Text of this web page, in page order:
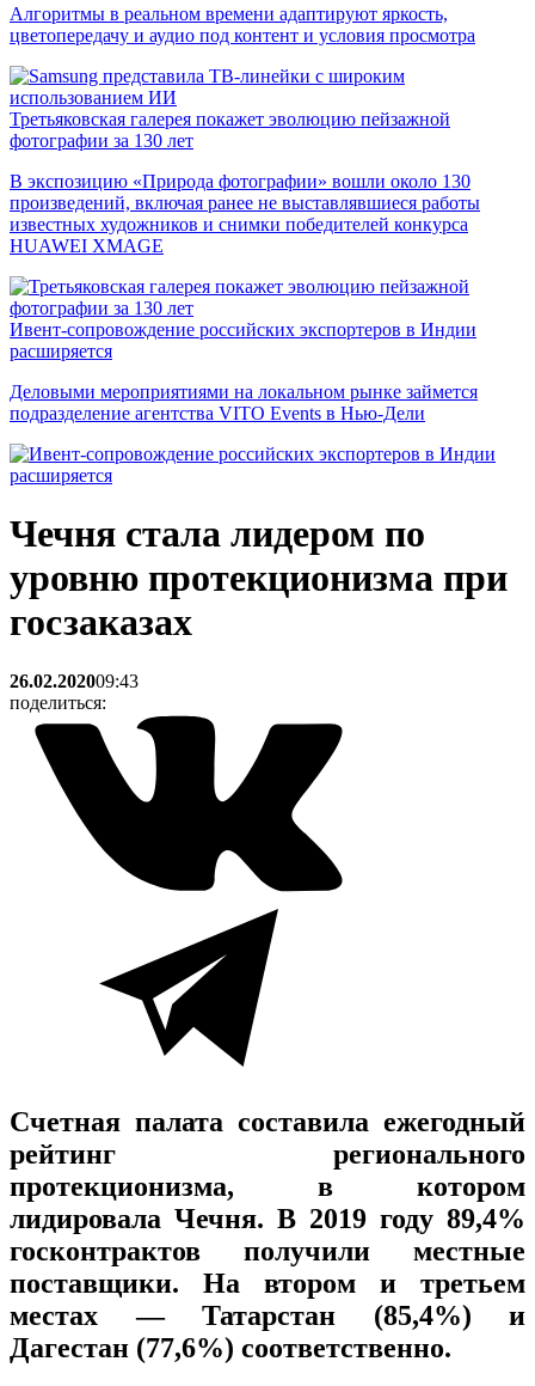
Алгоритмы в реальном времени адаптируют яркость,
цветопередачу и аудио под контент и условия просмотра
Третьяковская галерея покажет эволюцию пейзажной
фотографии за 130 лет
В экспозицию «Природа фотографии» вошли около 130
произведений, включая ранее не выставлявшиеся работы
известных художников и снимки победителей конкурса
HUAWEI XMAGE
Ивент-сопровождение российских экспортеров в Индии
расширяется
Деловыми мероприятиями на локальном рынке займется
подразделение агентства VITO Events в Нью-Дели
Чечня стала лидером по
уровню протекционизма при
госзаказах
26.02.202009:43
поделиться:
Счетная палата составила ежегодный
рейтинг регионального
протекционизма, в котором
лидировала Чечня. В 2019 году 89,4%
госконтрактов получили местные
поставщики. На втором и третьем
местах — Татарстан (85,4%) и
Дагестан (77,6%) соответственно.